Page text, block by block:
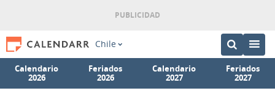
Chile
Calendario
2026
Feriados
2026
Calendario
2027
Feriados
2027